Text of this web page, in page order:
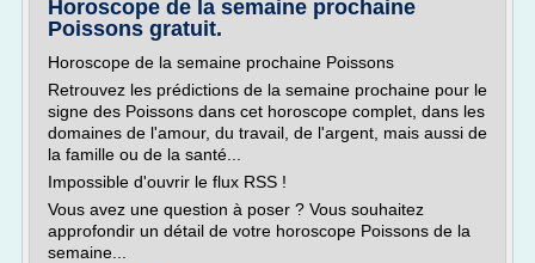
Horoscope de la semaine prochaine
Poissons gratuit.
Horoscope de la semaine prochaine Poissons
Retrouvez les prédictions de la semaine prochaine pour le
signe des Poissons dans cet horoscope complet, dans les
domaines de l'amour, du travail, de l'argent, mais aussi de
la famille ou de la santé...
Impossible d'ouvrir le flux RSS !
Vous avez une question à poser ? Vous souhaitez
approfondir un détail de votre horoscope Poissons de la
semaine...